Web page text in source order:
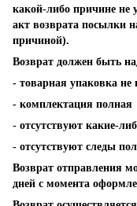
какой-либо причине не
акт возврата посылки
причиной).
Возврат должен быть
- товарная упаковка не
- комплектация полная
- отсутствуют какие-
- отсутствуют следы
Возврат отправления
дней с момента